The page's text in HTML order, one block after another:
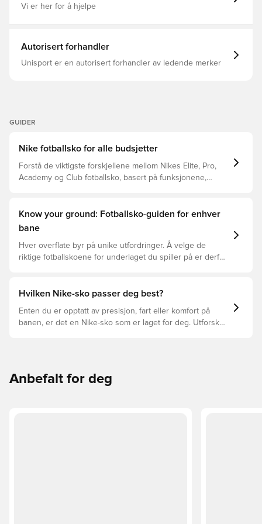
Vi er her for å hjelpe
Autorisert forhandler
Unisport er en autorisert forhandler av ledende merker
GUIDER
Nike fotballsko for alle budsjetter
Forstå de viktigste forskjellene mellom Nikes Elite, Pro,
Academy og Club fotballsko, basert på funksjonene,
Know your ground: Fotballsko-guiden for enhver
bane
Hver overflate byr på unike utfordringer. Å velge de
riktige fotballskoene for underlaget du spiller på er derfor
fotballsko som er det beste valget for de forskjellige
Hvilken Nike-sko passer deg best?
Enten du er opptatt av presisjon, fart eller komfort på
banen, er det en Nike-sko som er laget for deg. Utforsk
Anbefalt for deg